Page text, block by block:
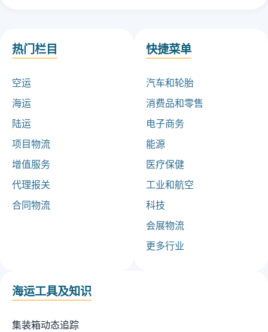
热门栏目
空运
海运
陆运
项目物流
增值服务
代理报关
合同物流
快捷菜单
汽车和轮胎
消费品和零售
电子商务
能源
医疗保健
工业和航空
科技
会展物流
更多行业
海运工具及知识
集装箱动态追踪